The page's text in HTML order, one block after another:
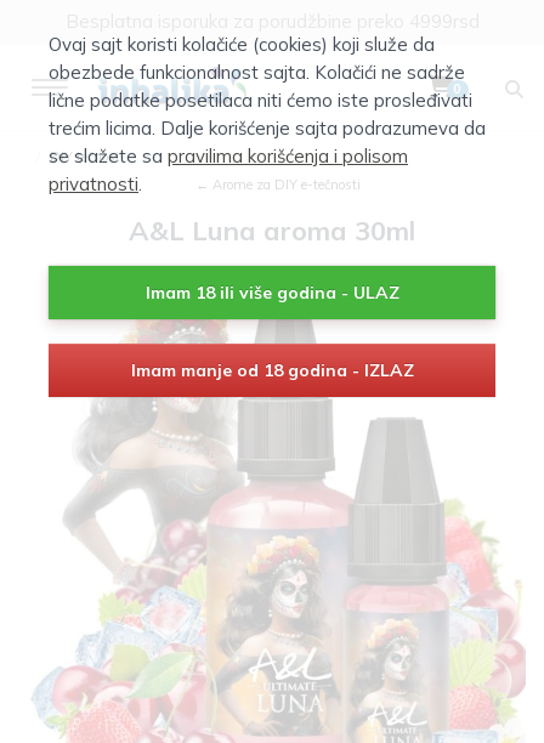
0
DIY tečnost
← Arome za DIY e-tečnosti
A&L Luna aroma 30ml
Ovaj sajt koristi kolačiće (cookies) koji služe da
obezbede funkcionalnost sajta. Kolačići ne sadrže
lične podatke posetilaca niti ćemo iste prosleđivati
trećim licima. Dalje korišćenje sajta podrazumeva da
se slažete sa pravilima korišćenja i polisom
privatnosti.
Imam 18 ili više godina - ULAZ
Imam manje od 18 godina - IZLAZ